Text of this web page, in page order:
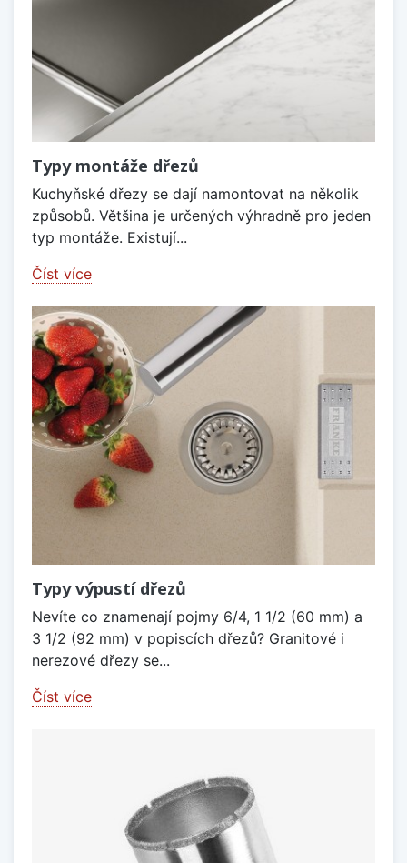
Typy montáže dřezů
Kuchyňské dřezy se dají namontovat na několik
způsobů. Většina je určených výhradně pro jeden
typ montáže. Existují...
Číst více
Typy výpustí dřezů
Nevíte co znamenají pojmy 6/4, 1 1/2 (60 mm) a
3 1/2 (92 mm) v popiscích dřezů? Granitové i
nerezové dřezy se...
Číst více